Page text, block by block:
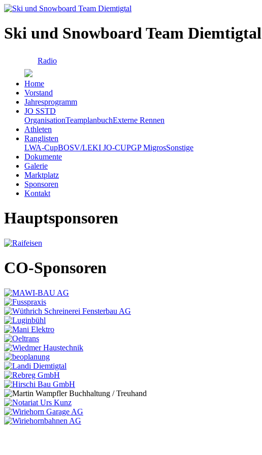
Ski und Snowboard Team Diemtigtal
Radio
Home
Vorstand
Jahresprogramm
JO SSTD
OrganisationTeamplanbuchExterne Rennen
Athleten
Ranglisten
LWA-CupBOSV/LEKI JO-CUPGP MigrosSonstige
Dokumente
Galerie
Marktplatz
Sponsoren
Kontakt
Hauptsponsoren
CO-Sponsoren